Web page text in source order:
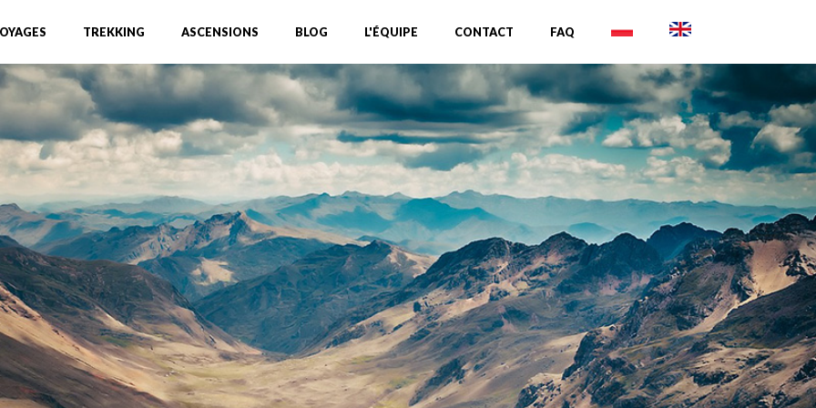
TREKKING ASCENSIONS BLOG L'ÉQUIPE CONTACT FAQ